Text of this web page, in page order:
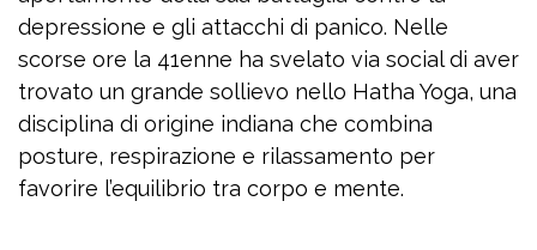
depressione e gli attacchi di panico. Nelle
scorse ore la 41enne ha svelato via social di aver
trovato un grande sollievo nello Hatha Yoga, una
disciplina di origine indiana che combina
posture, respirazione e rilassamento per
favorire l’equilibrio tra corpo e mente.